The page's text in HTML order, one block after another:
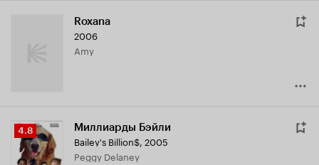
Roxana
2006
Amy
Рейтинг
Кинопоиска
4.8
4.8 Миллиарды Бэйли
Bailey's Billion$, 2005
Peggy Delaney